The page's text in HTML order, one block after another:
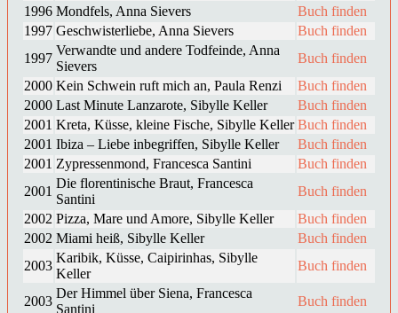
1996 Mondfels, Anna Sievers
Buch finden
1997 Geschwisterliebe, Anna Sievers
Buch finden
1997
Verwandte und andere Todfeinde, Anna
Sievers
Buch finden
2000 Kein Schwein ruft mich an, Paula Renzi
Buch finden
2000 Last Minute Lanzarote, Sibylle Keller
Buch finden
2001 Kreta, Küsse, kleine Fische, Sibylle Keller Buch finden
2001 Ibiza – Liebe inbegriffen, Sibylle Keller
Buch finden
2001 Zypressenmond, Francesca Santini
Buch finden
2001
Die florentinische Braut, Francesca
Santini
Buch finden
2002 Pizza, Mare und Amore, Sibylle Keller
Buch finden
2002 Miami heiß, Sibylle Keller
Buch finden
2003
Karibik, Küsse, Caipirinhas, Sibylle
Keller
Buch finden
2003
Der Himmel über Siena, Francesca
Santini
Buch finden